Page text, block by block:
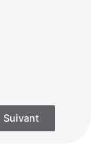
Suivant